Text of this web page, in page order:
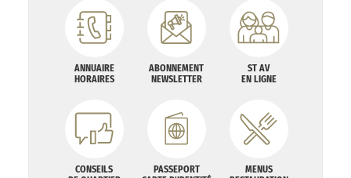
ANNUAIRE
HORAIRES
ABONNEMENT
NEWSLETTER
ST AV
EN LIGNE
CONSEILS
PASSEPORT
MENUS